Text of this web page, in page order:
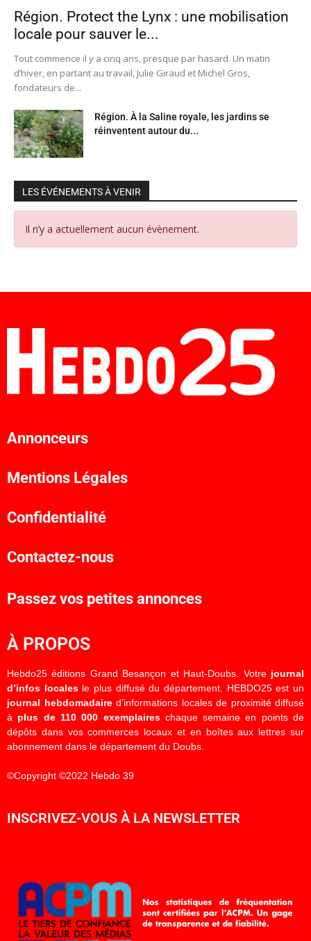
Région. Protect the Lynx : une mobilisation
locale pour sauver le...
Tout commence il y a cinq ans, presque par hasard. Un matin
d’hiver, en partant au travail, Julie Giraud et Michel Gros,
fondateurs de...
Région. À la Saline royale, les jardins se
réinventent autour du...
LES ÉVÉNEMENTS À VENIR
Il n’y a actuellement aucun évènement.
Annonceurs
Mentions Légales
Confidentialité
Contactez-nous
Passez vos petites annonces
À PROPOS
Hebdo25 éditions Grand Besançon et Haut-Doubs. Votre journal
d’infos localesle plus diffusé du département. HEBDO25 est un
journal hebdomadaired’informations locales de proximité diffusé
à plus de 110 000 exemplaireschaque semaine en points de
dépôts dans vos commerces locaux et en boîtes aux lettres sur
abonnement dans le département du Doubs.
©Copyright ©2022 Hebdo 39
INSCRIVEZ-VOUS À LA NEWSLETTER